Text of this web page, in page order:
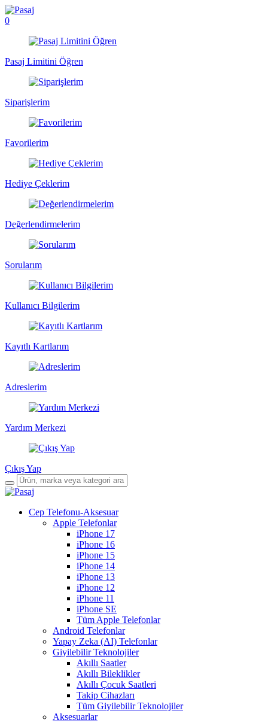
0
Pasaj Limitini Öğren
Siparişlerim
Favorilerim
Hediye Çeklerim
Değerlendirmelerim
Sorularım
Kullanıcı Bilgilerim
Kayıtlı Kartlarım
Adreslerim
Yardım Merkezi
Çıkış Yap
Cep Telefonu-Aksesuar
Apple Telefonlar
iPhone 17
iPhone 16
iPhone 15
iPhone 14
iPhone 13
iPhone 12
iPhone 11
iPhone SE
Tüm Apple Telefonlar
Android Telefonlar
Yapay Zeka (AI) Telefonlar
Giyilebilir Teknolojiler
Akıllı Saatler
Akıllı Bileklikler
Akıllı Çocuk Saatleri
Takip Cihazları
Tüm Giyilebilir Teknolojiler
Aksesuarlar